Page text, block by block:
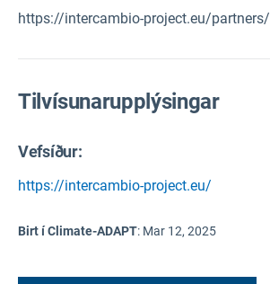
https://intercambio-project.eu/partners/
Tilvísunarupplýsingar
Vefsíður:
https://intercambio-project.eu/
Birt í Climate-ADAPT: Mar 12, 2025